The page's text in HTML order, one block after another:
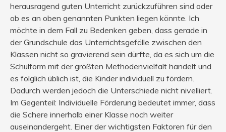
herausragend guten Unterricht zurückzuführen sind oder
ob es an oben genannten Punkten liegen könnte. Ich
möchte in dem Fall zu Bedenken geben, dass gerade in
der Grundschule das Unterrichtsgefälle zwischen den
Klassen nicht so gravierend sein dürfte, da es sich um die
Schulform mit der größten Methodenvielfalt handelt und
es folglich üblich ist, die Kinder individuell zu fördern.
Dadurch werden jedoch die Unterschiede nicht nivelliert.
Im Gegenteil: Individuelle Förderung bedeutet immer, dass
die Schere innerhalb einer Klasse noch weiter
auseinandergeht. Einer der wichtigsten Faktoren für den